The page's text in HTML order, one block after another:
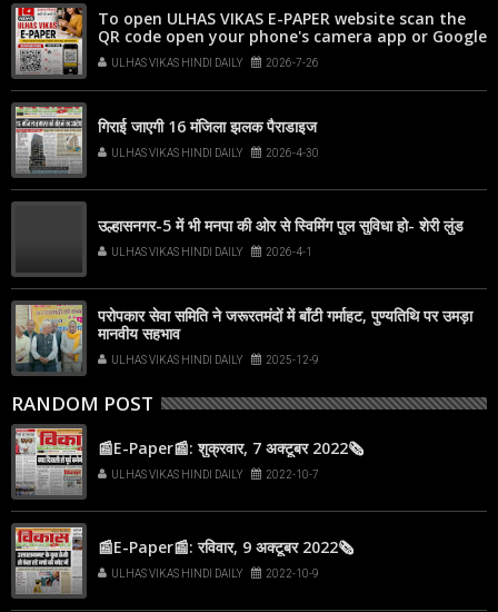
To open ULHAS VIKAS E-PAPER website scan the
QR code open your phone's camera app or Google
Lens, point it at the code, and tap the web link
popup that appears on your screen
ULHAS VIKAS HINDI DAILY 2026-7-26
गिराई जाएगी 16 मंजिला झलक पैराडाइज
ULHAS VIKAS HINDI DAILY 2026-4-30
उल्हासनगर-5 में भी मनपा की ओर से स्विमिंग पुल सुविधा हो- शेरी लुंड
ULHAS VIKAS HINDI DAILY 2026-4-1
परोपकार सेवा समिति ने जरूरतमंदों में बाँटी गर्माहट, पुण्यतिथि पर उमड़ा
मानवीय सहभाव
ULHAS VIKAS HINDI DAILY 2025-12-9
RANDOM POST
📰E-Paper📰: शुक्रवार, 7 अक्टूबर 2022🗞
ULHAS VIKAS HINDI DAILY 2022-10-7
📰E-Paper📰: रविवार, 9 अक्टूबर 2022🗞
ULHAS VIKAS HINDI DAILY 2022-10-9